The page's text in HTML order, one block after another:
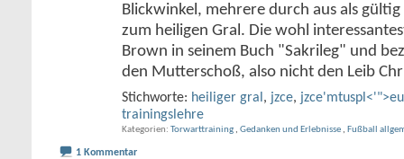
Blickwinkel, mehrere durch aus als
zum heiligen Gral. Die wohl
Brown in seinem Buch "Sakrileg" und
den Mutterschoß, also nicht den Leib
Stichworte: heiliger gral , jzce,
trainingslehre
Kategorien Torwarttraining , Gedanken und Erlebnisse , Fußball
1 Kommentar